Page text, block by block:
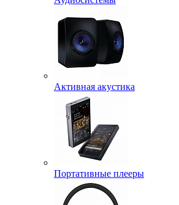
Активная акустика
Портативные плееры